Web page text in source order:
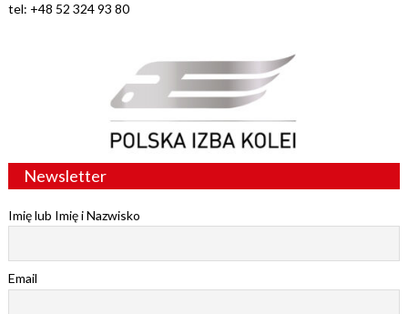
tel: +48 52 324 93 80
Newsletter
Imię lub Imię i Nazwisko
Email